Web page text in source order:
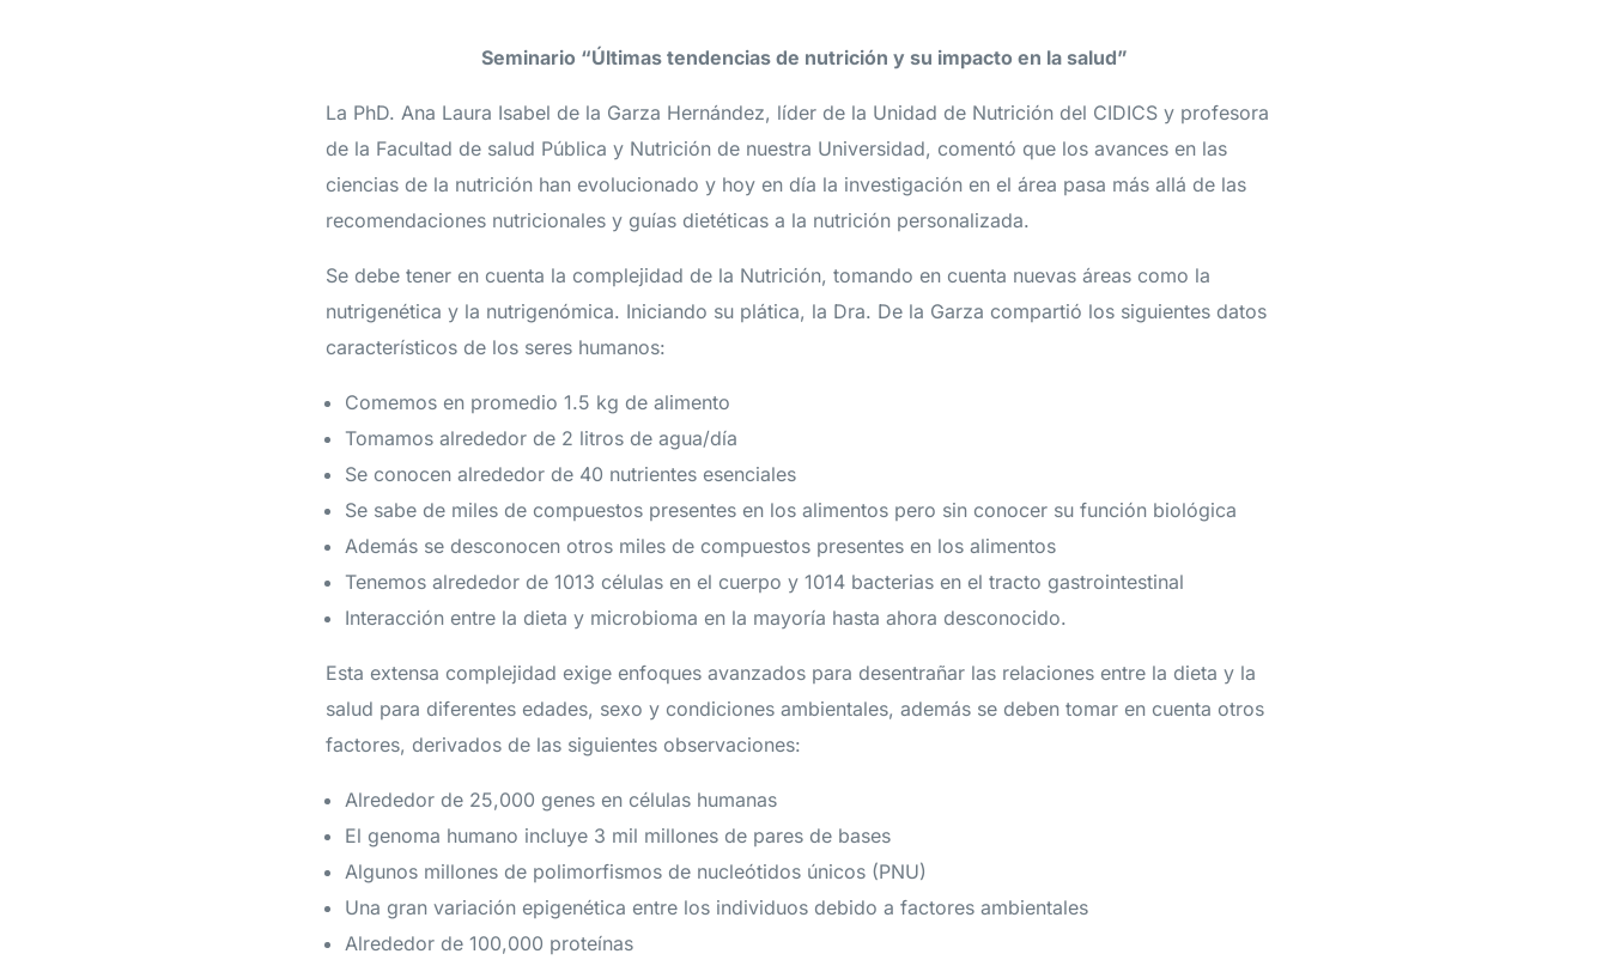
Seminario “Últimas tendencias de nutrición y su impacto en la salud”
La PhD. Ana Laura Isabel de la Garza Hernández, líder de la Unidad de Nutrición del CIDICS y profesora
de la Facultad de salud Pública y Nutrición de nuestra Universidad, comentó que los avances en las
ciencias de la nutrición han evolucionado y hoy en día la investigación en el área pasa más allá de las
recomendaciones nutricionales y guías dietéticas a la nutrición personalizada.
Se debe tener en cuenta la complejidad de la Nutrición, tomando en cuenta nuevas áreas como la
nutrigenética y la nutrigenómica. Iniciando su plática, la Dra. De la Garza compartió los siguientes datos
característicos de los seres humanos:
Comemos en promedio 1.5 kg de alimento
Tomamos alrededor de 2 litros de agua/día
Se conocen alrededor de 40 nutrientes esenciales
Se sabe de miles de compuestos presentes en los alimentos pero sin conocer su función biológica
Además se desconocen otros miles de compuestos presentes en los alimentos
Tenemos alrededor de 1013 células en el cuerpo y 1014 bacterias en el tracto gastrointestinal
Interacción entre la dieta y microbioma en la mayoría hasta ahora desconocido.
Esta extensa complejidad exige enfoques avanzados para desentrañar las relaciones entre la dieta y la
salud para diferentes edades, sexo y condiciones ambientales, además se deben tomar en cuenta otros
factores, derivados de las siguientes observaciones:
Alrededor de 25,000 genes en células humanas
El genoma humano incluye 3 mil millones de pares de bases
Algunos millones de polimorfismos de nucleótidos únicos (PNU)
Una gran variación epigenética entre los individuos debido a factores ambientales
Alrededor de 100,000 proteínas